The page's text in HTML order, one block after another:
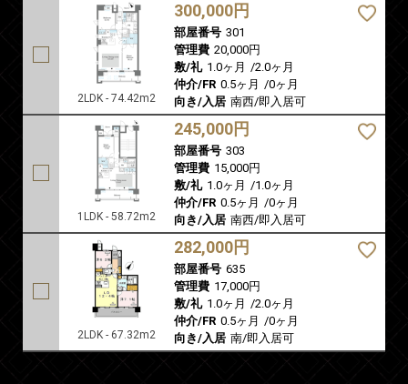
2LDK - 74.42m2
300,000円
部屋番号 301
管理費 20,000円
敷/礼 1.0ヶ月 /2.0ヶ月
仲介/FR 0.5ヶ月 /0ヶ月
向き/入居 南西/即入居可
1LDK - 58.72m2
245,000円
部屋番号 303
管理費 15,000円
敷/礼 1.0ヶ月 /1.0ヶ月
仲介/FR 0.5ヶ月 /0ヶ月
向き/入居 南西/即入居可
2LDK - 67.32m2
282,000円
部屋番号 635
管理費 17,000円
敷/礼 1.0ヶ月 /2.0ヶ月
仲介/FR 0.5ヶ月 /0ヶ月
向き/入居 南/即入居可